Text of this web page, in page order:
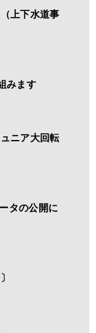
上下水道事
みます
ニア大回転
タの公開に